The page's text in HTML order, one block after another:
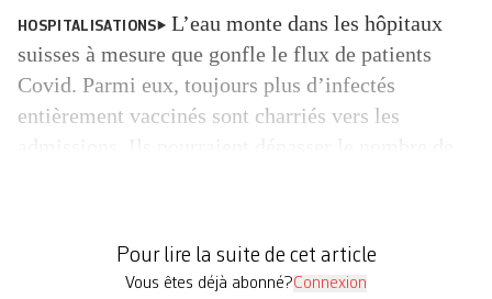
HOSPITALISATIONS
L’eau monte dans les hôpitaux
suisses à mesure que gonfle le flux de patients
Covid. Parmi eux, toujours plus d’infectés
entièrement vaccinés sont charriés vers les
hospitalisés? On a […]
Pour lire la suite de cet article
Vous êtes déjà abonné?Connexion